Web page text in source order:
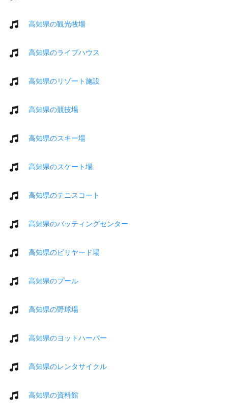
高知県の観光牧場
高知県のライブハウス
高知県のリゾート施設
高知県の競技場
高知県のスキー場
高知県のスケート場
高知県のテニスコート
高知県のバッティングセンター
高知県のビリヤード場
高知県のプール
高知県の野球場
高知県のヨットハーバー
高知県のレンタサイクル
高知県の資料館